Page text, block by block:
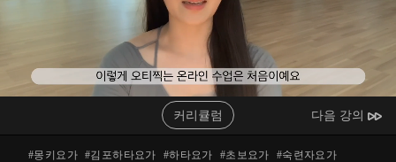
Play
Video
커리큘럼 다음 강의
#몽키요가 #김포하타요가 #하타요가 #초보요가 #숙련자요가